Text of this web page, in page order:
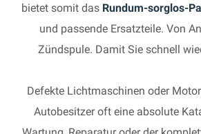
bietet somit das Rundum-sorglos-
und passende Ersatzteile. Von
Zündspule. Damit Sie schnell
Defekte Lichtmaschinen oder
Autobesitzer oft eine absolute